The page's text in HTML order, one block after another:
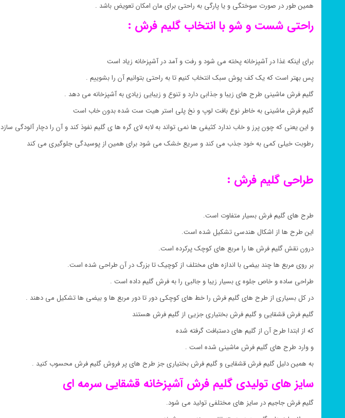
همین طور در صورت سوختگی و یا پارگی به راحتی برای مان امکان تعویض باشد .
راحتی شست و شو با انتخاب گلیم فرش :
برای اینکه غذا در آشپزخانه پخته می شود و رفت و آمد در آشپزخانه زیاد است
پس بهتر است که یک کف پوش سبک انتخاب کنیم تا به راحتی بتوانیم آن را بشوییم .
گلیم فرش ماشینی طرح های زیبا و جذابی دارد و تنوع و زیبایی زیادی به آشپزخانه می دهد .
گلیم فرش ماشینی به خاطر نوع بافت لوپ و نخ پلی استر هیت ست شده بدون خاب است
و این یعنی که چون پرز و خاب ندارد کثیفی ها نمی تواند به لابه لای گره ها ی گلیم نفوذ کند و آن را دچار آلودگی سازد
رطوبت خیلی کمی به خود جذب می کند و سریع خشک می شود برای همین از پوسیدگی جلوگیری می کند
طراحی گلیم فرش :
طرح های گلیم فرش بسیار متفاوت است.
این طرح ها از اشکال هندسی تشکیل شده است.
درون نقش گلیم فرش ها را مربع های کوچک پرکرده است.
بر روی مربع ها چند بیضی با اندازه های مختلف از کوچیک تا بزرگ در آن طراحی شده است.
طراحی ساده و خاص جلوه ی بسیار زیبا و جالبی را به فرش گلیم داده است .
در کل بسیاری از طرح های گلیم فرش را خط های کوچکی دور تا دور مربع ها و بیضی ها تشکیل می دهند .
گلیم فرش قشقایی و گلیم فرش بختیاری جزیی از گلیم فرش هستند
که از ابتدا طرح آن از گلیم های دستبافت گرفته شده
و وارد طرح های گلیم فرش ماشینی شده است .
به همین دلیل گلیم فرش قشقایی و گلیم فرش بختیاری جز طرح های پر فروش گلیم فرش محسوب کنید .
سایز های تولیدی گلیم فرشآشپزخانهقشقاییسرمه ای
گلیم فرش جاجیم در سایز های مختلفی تولید می شود.